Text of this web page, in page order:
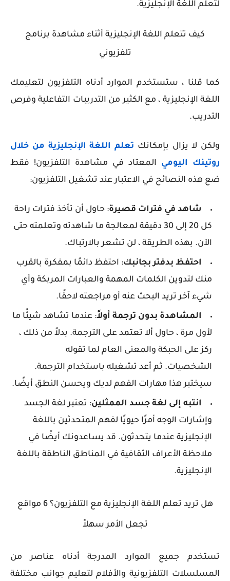
لتعلم اللغة الإنجليزية.
كيف تتعلم اللغة الإنجليزية أثناء مشاهدة برنامج
تلفزيوني
كما قلنا ، ستستخدم الموارد أدناه التلفزيون لتعليمك
اللغة الإنجليزية ، مع الكثير من التدريبات التفاعلية وفرص
التدريب.
ولكن لا يزال بإمكانك تعلم اللغة الإنجليزية من خلال
روتينك اليومي المعتاد في مشاهدة التلفزيون! فقط
ضع هذه النصائح في الاعتبار عند تشغيل التلفزيون:
شاهد في فترات قصيرة: حاول أن تأخذ فترات راحة
كل 20 إلى 30 دقيقة لمعالجة ما شاهدته وتعلمته حتى
الآن. بهذه الطريقة ، لن تشعر بالارتباك.
احتفظ بدفتر بجانبك: احتفظ دائمًا بمفكرة بالقرب
منك لتدوين الكلمات المهمة والعبارات المربكة وأي
شيء آخر تريد البحث عنه أو مراجعته لاحقًا.
المشاهدة بدون ترجمة أولاً: عندما تشاهد شيئًا ما
لأول مرة ، حاول ألا تعتمد على الترجمة. بدلاً من ذلك ،
ركز على الحبكة والمعنى العام لما تقوله
الشخصيات. ثم أعد تشغيله باستخدام الترجمة.
سيختبر هذا مهارات الفهم لديك ويحسن النطق أيضًا.
انتبه إلى لغة جسد الممثلين: تعتبر لغة الجسد
وإشارات الوجه أمرًا حيويًا لفهم المتحدثين باللغة
الإنجليزية عندما يتحدثون. قد يساعدونك أيضًا في
ملاحظة الأعراف الثقافية في المناطق الناطقة باللغة
الإنجليزية.
هل تريد تعلم اللغة الإنجليزية مع التلفزيون؟ 6 مواقع
تجعل الأمر سهلاً
تستخدم جميع الموارد المدرجة أدناه عناصر من
المسلسلات التلفزيونية والأفلام لتعليم جوانب مختلفة